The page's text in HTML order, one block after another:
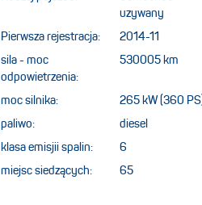
uzywany
Pierwsza rejestracja: 2014-11
sila - moc
odpowietrzenia:
530005 km
moc silnika: 265 kW (360 PS)
paliwo: diesel
klasa emisjii spalin: 6
miejsc siedzących: 65